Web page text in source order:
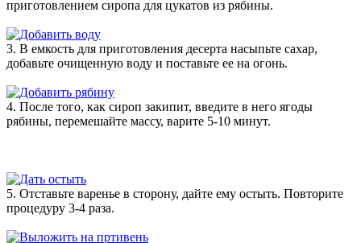
приготовлением сиропа для цукатов из рябины.
3. В емкость для приготовления десерта насыпьте сахар,
добавьте очищенную воду и поставьте ее на огонь.
4. После того, как сироп закипит, введите в него ягоды
рябины, перемешайте массу, варите 5-10 минут.
5. Отставьте варенье в сторону, дайте ему остыть. Повторите
процедуру 3-4 раза.